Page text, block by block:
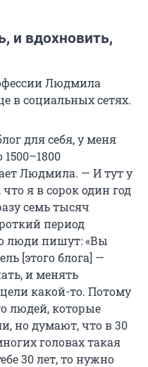
и вдохновить,
Людмила
в социальных сетях.
для себя, у меня
Людмила. — И тут у
я в сорок один год
семь тысяч
период
люди пишут: «Вы
[этого блога] —
и менять
какой-то. Потому
людей, которые
но думают, что в 30
головах такая
30 лет, то нужно